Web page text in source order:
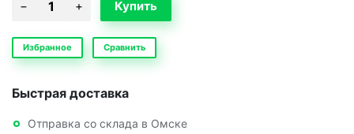
Избранное Сравнить
Быстрая доставка
Отправка со склада в Омске